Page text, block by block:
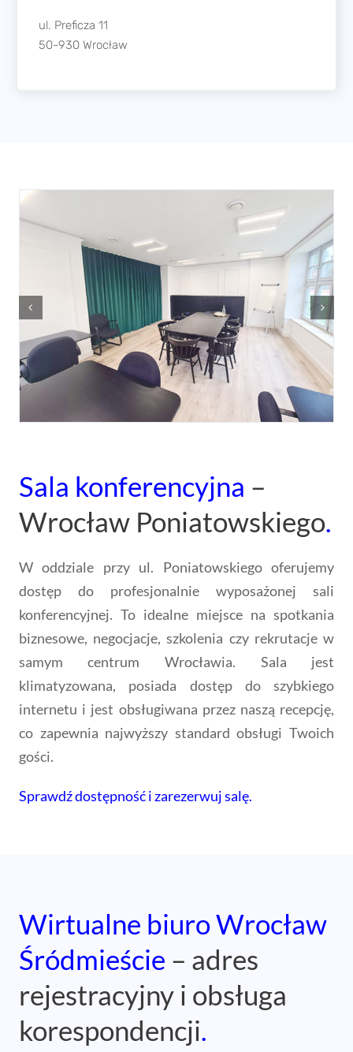
ul. Preficza 11
50-930 Wrocław
Sala konferencyjna –
Wrocław Poniatowskiego.
W oddziale przy ul. Poniatowskiego oferujemy
dostęp do profesjonalnie wyposażonej sali
konferencyjnej. To idealne miejsce na spotkania
biznesowe, negocjacje, szkolenia czy rekrutacje w
samym centrum Wrocławia. Sala jest
klimatyzowana, posiada dostęp do szybkiego
internetu i jest obsługiwana przez naszą recepcję,
co zapewnia najwyższy standard obsługi Twoich
gości.
Sprawdź dostępność i zarezerwuj salę.
Wirtualne biuro Wrocław
Śródmieście – adres
rejestracyjny i obsługa
korespondencji.